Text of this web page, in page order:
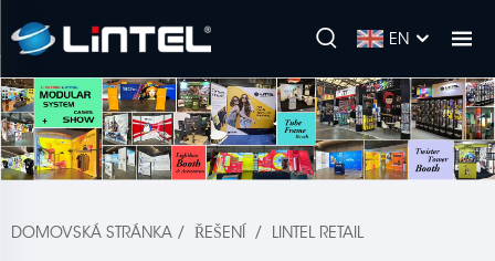
EN
DOMOVSKÁ STRÁNKA / ŘEŠENÍ / LINTEL RETAIL